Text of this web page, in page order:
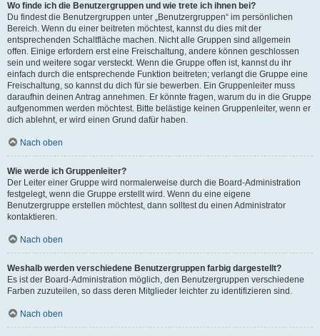
Wo finde ich die Benutzergruppen und wie trete ich ihnen bei?
Du findest die Benutzergruppen unter „Benutzergruppen“ im persönlichen
Bereich. Wenn du einer beitreten möchtest, kannst du dies mit der
entsprechenden Schaltfläche machen. Nicht alle Gruppen sind allgemein
offen. Einige erfordern erst eine Freischaltung, andere können geschlossen
sein und weitere sogar versteckt. Wenn die Gruppe offen ist, kannst du ihr
einfach durch die entsprechende Funktion beitreten; verlangt die Gruppe eine
Freischaltung, so kannst du dich für sie bewerben. Ein Gruppenleiter muss
daraufhin deinen Antrag annehmen. Er könnte fragen, warum du in die Gruppe
aufgenommen werden möchtest. Bitte belästige keinen Gruppenleiter, wenn er
dich ablehnt, er wird einen Grund dafür haben.
Nach oben
Wie werde ich Gruppenleiter?
Der Leiter einer Gruppe wird normalerweise durch die Board-Administration
festgelegt, wenn die Gruppe erstellt wird. Wenn du eine eigene
Benutzergruppe erstellen möchtest, dann solltest du einen Administrator
kontaktieren.
Nach oben
Weshalb werden verschiedene Benutzergruppen farbig dargestellt?
Es ist der Board-Administration möglich, den Benutzergruppen verschiedene
Farben zuzuteilen, so dass deren Mitglieder leichter zu identifizieren sind.
Nach oben